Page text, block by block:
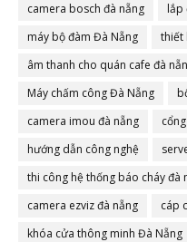
camera bosch đà nẵng
lắp
máy bộ đàm Đà Nẵng
thiết
âm thanh cho quán cafe đà
Máy chấm công Đà Nẵng
camera imou đà nẵng
hướng dẫn công nghệ
thi công hệ thống báo cháy đà
camera ezviz đà nẵng
cáp
khóa cửa thông minh Đà Nẵng